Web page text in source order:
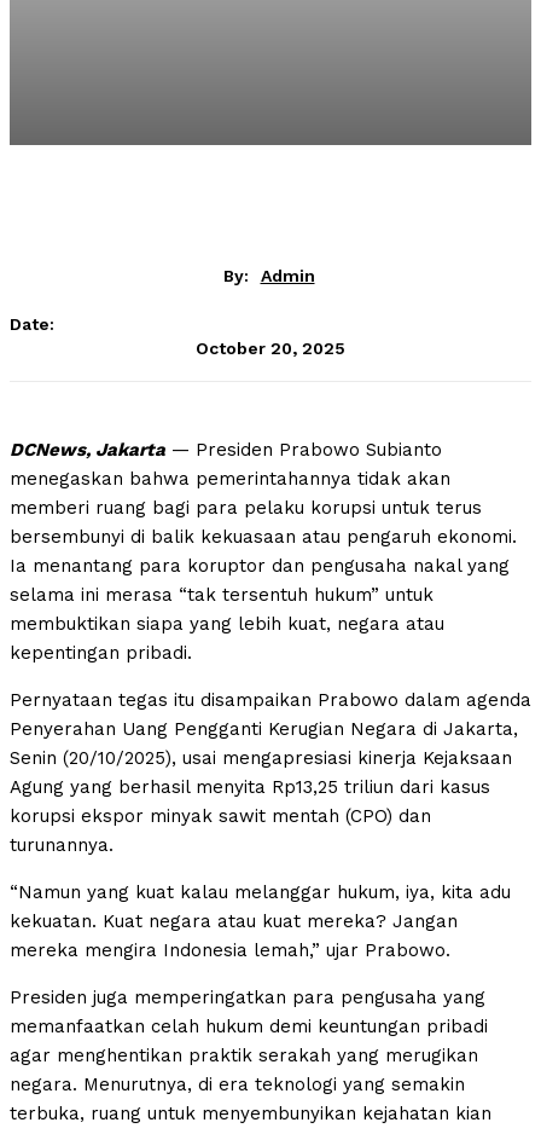
By: Admin
Date:
October 20, 2025
DCNews, Jakarta — Presiden Prabowo Subianto
menegaskan bahwa pemerintahannya tidak akan
memberi ruang bagi para pelaku korupsi untuk terus
bersembunyi di balik kekuasaan atau pengaruh ekonomi.
Ia menantang para koruptor dan pengusaha nakal yang
selama ini merasa “tak tersentuh hukum” untuk
membuktikan siapa yang lebih kuat, negara atau
kepentingan pribadi.
Pernyataan tegas itu disampaikan Prabowo dalam agenda
Penyerahan Uang Pengganti Kerugian Negara di Jakarta,
Senin (20/10/2025), usai mengapresiasi kinerja Kejaksaan
Agung yang berhasil menyita Rp13,25 triliun dari kasus
korupsi ekspor minyak sawit mentah (CPO) dan
turunannya.
“Namun yang kuat kalau melanggar hukum, iya, kita adu
kekuatan. Kuat negara atau kuat mereka? Jangan
mereka mengira Indonesia lemah,” ujar Prabowo.
Presiden juga memperingatkan para pengusaha yang
memanfaatkan celah hukum demi keuntungan pribadi
agar menghentikan praktik serakah yang merugikan
negara. Menurutnya, di era teknologi yang semakin
terbuka, ruang untuk menyembunyikan kejahatan kian